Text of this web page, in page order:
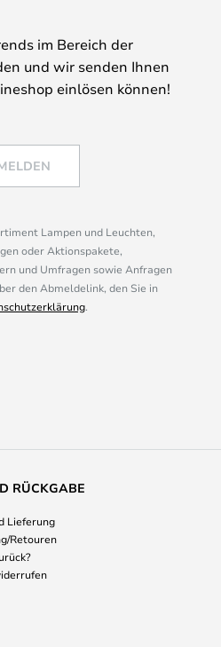
im Bereich der
und wir senden Ihnen
einlösen können!
Lampen und Leuchten,
oder Aktionspakete,
und Umfragen sowie Anfragen
den Abmeldelink, den Sie in
.
RÜCKGABE
Lieferung
Retouren